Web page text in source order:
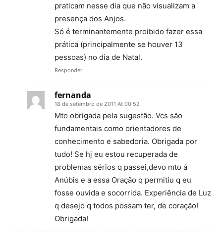
praticam nesse dia que não visualizam a
presença dos Anjos.
Só é terminantemente proibido fazer essa
prática (principalmente se houver 13
pessoas) no dia de Natal.
Responder
fernanda
18 de setembro de 2011 At 00:52
Mto obrigada pela sugestão. Vcs são
fundamentais como orientadores de
conhecimento e sabedoria. Obrigada por
tudo! Se hj eu estou recuperada de
problemas sérios q passei,devo mto à
Anúbis e a essa Oração q permitiu q eu
fosse ouvida e socorrida. Experiência de Luz
q desejo q todos possam ter, de coração!
Obrigada!